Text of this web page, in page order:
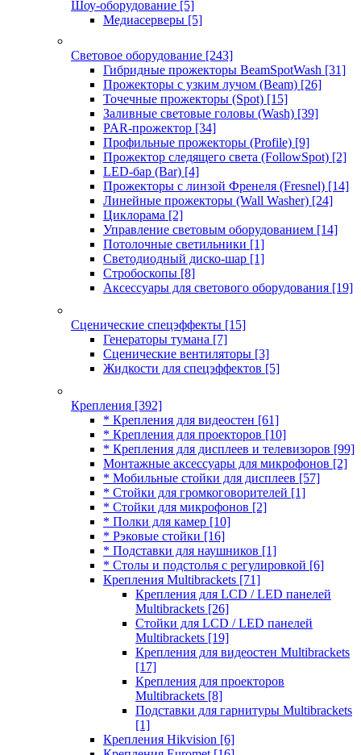
Шоу-оборудование [5]
Медиасерверы [5]
Световое оборудование [243]
Гибридные прожекторы BeamSpotWash [31]
Прожекторы с узким лучом (Beam) [26]
Точечные прожекторы (Spot) [15]
Заливные световые головы (Wash) [39]
PAR-прожектор [34]
Профильные прожекторы (Profile) [9]
Прожектор следящего света (FollowSpot) [2]
LED-бар (Bar) [4]
Прожекторы с линзой Френеля (Fresnel) [14]
Линейные прожекторы (Wall Washer) [24]
Циклорама [2]
Управление световым оборудованием [14]
Потолочные светильники [1]
Светодиодный диско-шар [1]
Стробоскопы [8]
Аксессуары для светового оборудования [19]
Сценические спецэффекты [15]
Генераторы тумана [7]
Сценические вентиляторы [3]
Жидкости для спецэффектов [5]
Крепления [392]
* Крепления для видеостен [61]
* Крепления для проекторов [10]
* Крепления для дисплеев и телевизоров [99]
Монтажные аксессуары для микрофонов [2]
* Мобильные стойки для дисплеев [57]
* Стойки для громкоговорителей [1]
* Стойки для микрофонов [2]
* Полки для камер [10]
* Рэковые стойки [16]
* Подставки для наушников [1]
* Столы и подстолья с регулировкой [6]
Крепления Multibrackets [71]
Крепления для LCD / LED панелей
Multibrackets [26]
Стойки для LCD / LED панелей
Multibrackets [19]
Крепления для видеостен Multibrackets
[17]
Крепления для проекторов
Multibrackets [8]
Подставки для гарнитуры Multibrackets
[1]
Крепления Hikvision [6]